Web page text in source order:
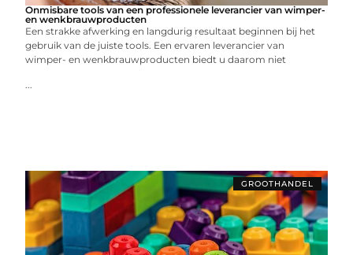
Onmisbare tools van een professionele leverancier van wimper-
en wenkbrauwproducten
Een strakke afwerking en langdurig resultaat beginnen bij het
gebruik van de juiste tools. Een ervaren leverancier van
wimper- en wenkbrauwproducten biedt u daarom niet
...
GROOTHANDEL